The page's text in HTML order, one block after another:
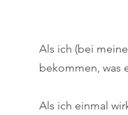
Als ich (bei
bekommen, was
Als ich einmal